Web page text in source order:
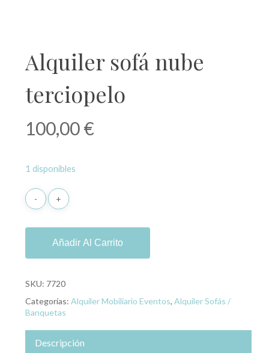
Alquiler sofá nube
terciopelo
100,00€
1 disponibles
Añadir Al Carrito
SKU: 7720
Categorías: Alquiler Mobiliario Eventos, Alquiler Sofás /
Banquetas
Descripción